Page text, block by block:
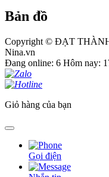
Bản đồ
Copyright © ĐẠT
Nina.vn
Đang online: 6 Hôm nay:
Giỏ hàng của bạn
Gọi điện